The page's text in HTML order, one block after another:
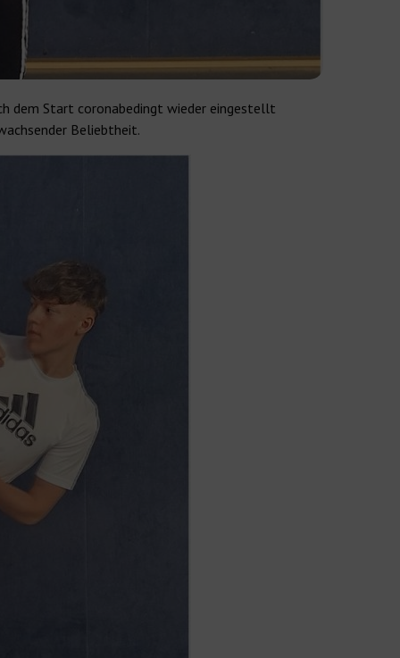
dem Start coronabedingt wieder eingestellt
Beliebtheit.